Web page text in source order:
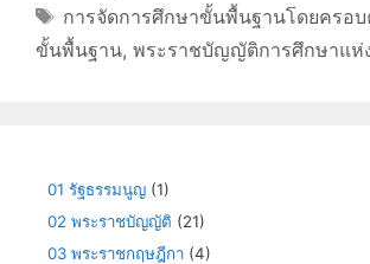
Tags
การจัดการศึกษาขั้นพื้นฐานโดยครอบ
ขั้นพื้นฐาน, พระราชบัญญัติการศึกษาแห่
01 รัฐธรรมนูญ (1)
02 พระราชบัญญัติ (21)
03 พระราชกฤษฎีกา (4)